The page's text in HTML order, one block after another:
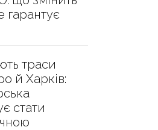
гарантує
траси
й Харків:
стати